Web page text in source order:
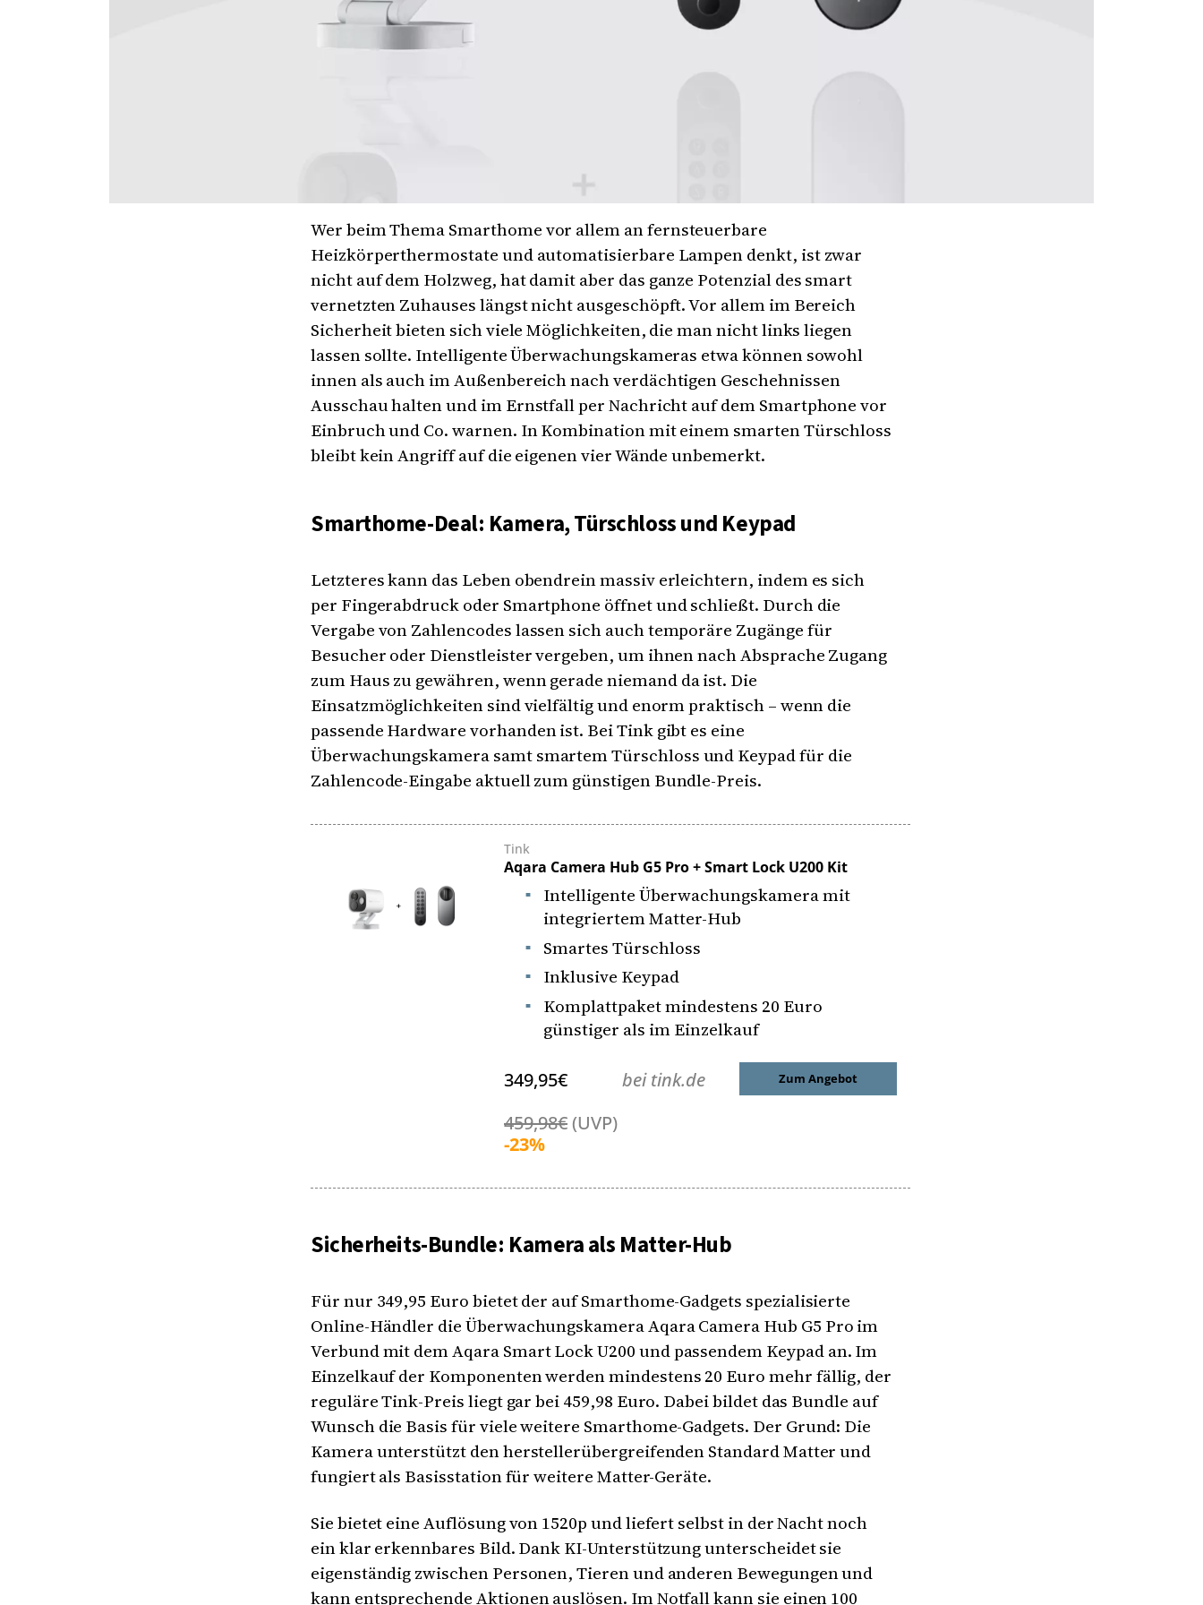
Wer beim Thema Smarthome vor allem an fernsteuerbare
Heizkörperthermostate und automatisierbare Lampen denkt, ist zwar
nicht auf dem Holzweg, hat damit aber das ganze Potenzial des smart
vernetzten Zuhauses längst nicht ausgeschöpft. Vor allem im Bereich
Sicherheit bieten sich viele Möglichkeiten, die man nicht links liegen
lassen sollte. Intelligente Überwachungskameras etwa können sowohl
innen als auch im Außenbereich nach verdächtigen Geschehnissen
Ausschau halten und im Ernstfall per Nachricht auf dem Smartphone vor
Einbruch und Co. warnen. In Kombination mit einem smarten Türschloss
bleibt kein Angriff auf die eigenen vier Wände unbemerkt.
Smarthome-Deal: Kamera, Türschloss und Keypad
Letzteres kann das Leben obendrein massiv erleichtern, indem es sich
per Fingerabdruck oder Smartphone öffnet und schließt. Durch die
Vergabe von Zahlencodes lassen sich auch temporäre Zugänge für
Besucher oder Dienstleister vergeben, um ihnen nach Absprache Zugang
zum Haus zu gewähren, wenn gerade niemand da ist. Die
Einsatzmöglichkeiten sind vielfältig und enorm praktisch – wenn die
passende Hardware vorhanden ist. Bei Tink gibt es eine
Überwachungskamera samt smartem Türschloss und Keypad für die
Zahlencode-Eingabe aktuell zum günstigen Bundle-Preis.
Tink
Aqara Camera Hub G5 Pro + Smart Lock U200 Kit
Intelligente Überwachungskamera mit
integriertem Matter-Hub
Smartes Türschloss
Inklusive Keypad
Komplattpaket mindestens 20 Euro
günstiger als im Einzelkauf
349,95€
459,98€(UVP)
-23%
bei tink.de Zum Angebot
Sicherheits-Bundle: Kamera als Matter-Hub
Für nur 349,95 Euro bietet der auf Smarthome-Gadgets spezialisierte
Online-Händler die Überwachungskamera Aqara Camera Hub G5 Pro im
Verbund mit dem Aqara Smart Lock U200 und passendem Keypad an. Im
Einzelkauf der Komponenten werden mindestens 20 Euro mehr fällig, der
reguläre Tink-Preis liegt gar bei 459,98 Euro. Dabei bildet das Bundle auf
Wunsch die Basis für viele weitere Smarthome-Gadgets. Der Grund: Die
Kamera unterstützt den herstellerübergreifenden Standard Matter und
fungiert als Basisstation für weitere Matter-Geräte.
Sie bietet eine Auflösung von 1520p und liefert selbst in der Nacht noch
ein klar erkennbares Bild. Dank KI-Unterstützung unterscheidet sie
eigenständig zwischen Personen, Tieren und anderen Bewegungen und
kann entsprechende Aktionen auslösen. Im Notfall kann sie einen 100